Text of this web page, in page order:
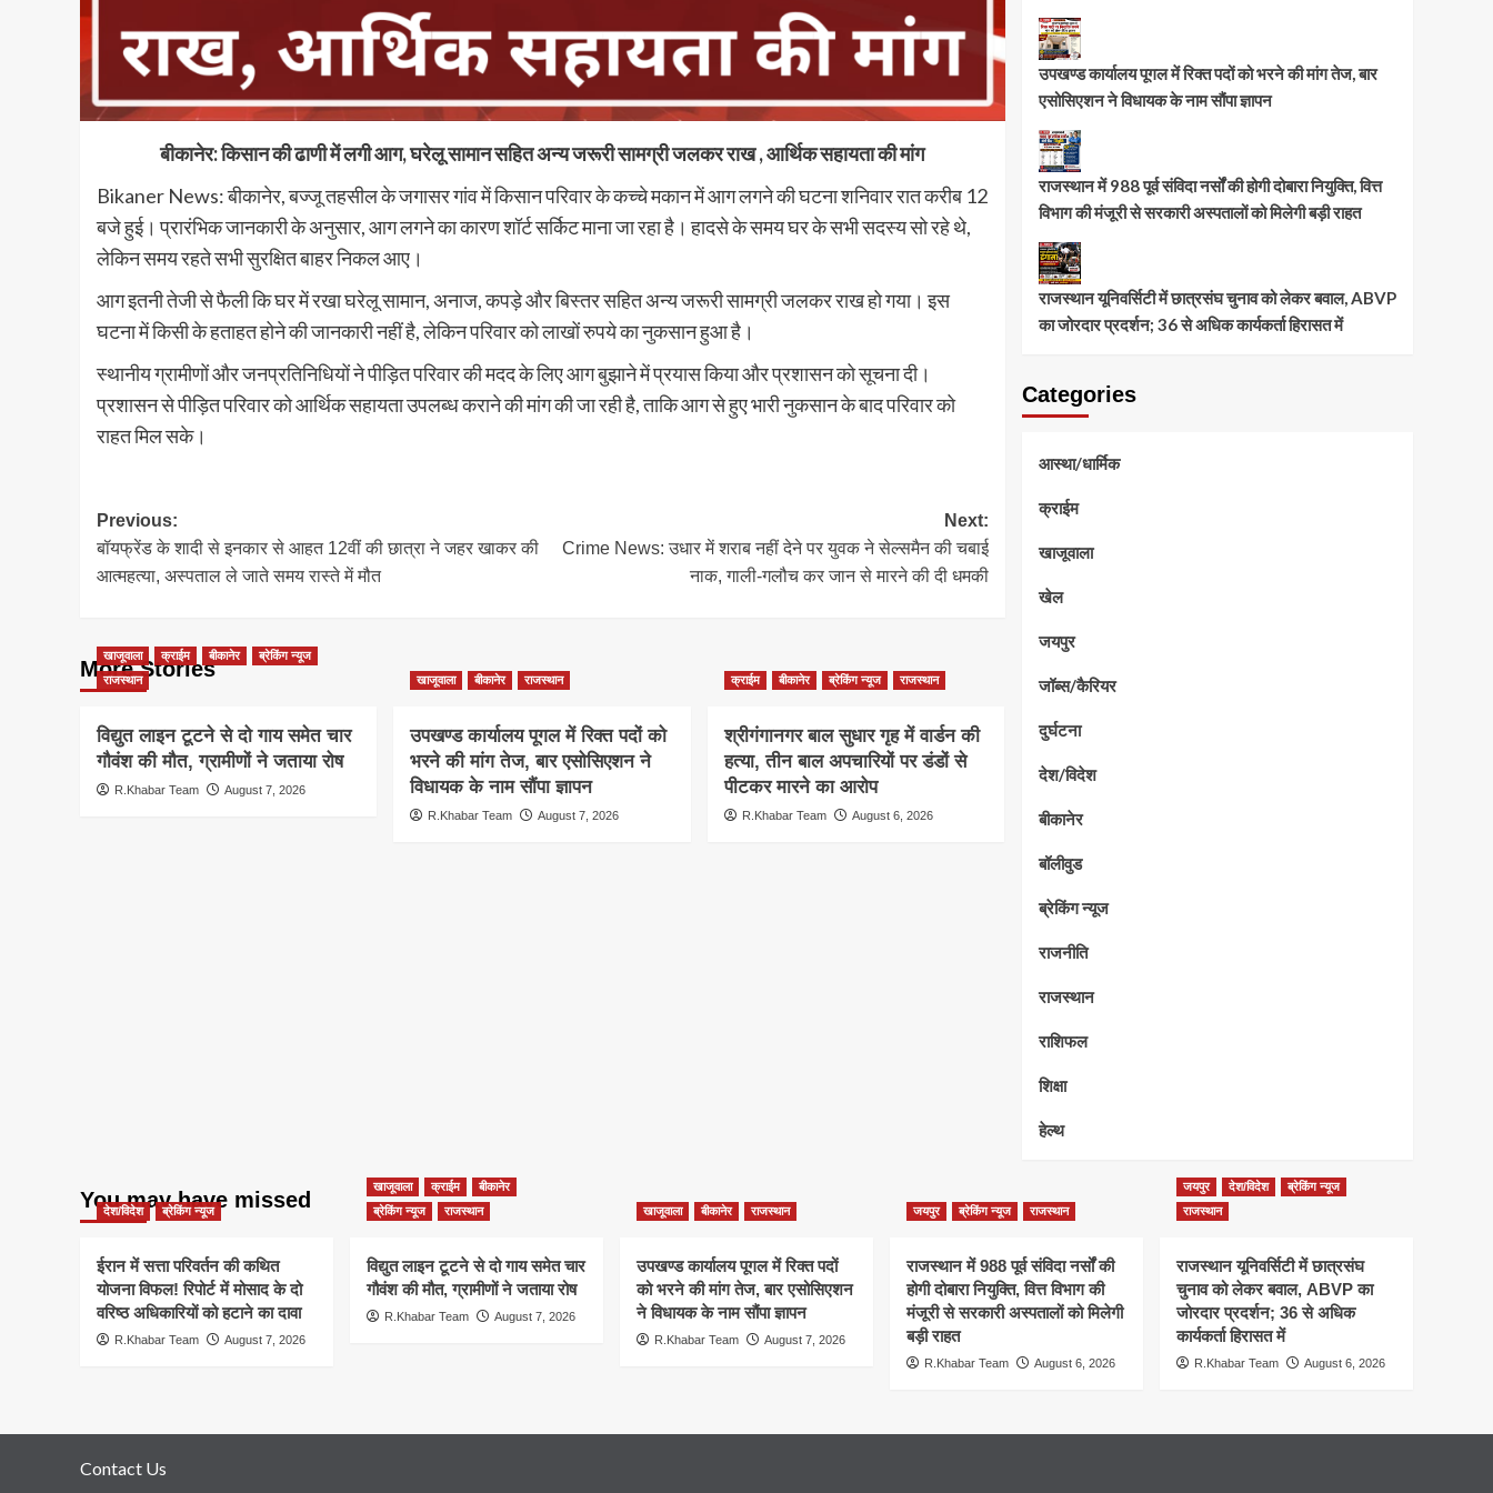
बीकानेर: किसान की ढाणी में लगी आग, घरेलू सामान सहित अन्य जरूरी सामग्री जलकर राख , आर्थिक सहायता की मांग
Bikaner News: बीकानेर, बज्जू तहसील के जगासर गांव में किसान परिवार के कच्चे मकान में आग लगने की घटना शनिवार रात करीब 12
बजे हुई। प्रारंभिक जानकारी के अनुसार, आग लगने का कारण शॉर्ट सर्किट माना जा रहा है। हादसे के समय घर के सभी सदस्य सो रहे थे,
लेकिन समय रहते सभी सुरक्षित बाहर निकल आए।
आग इतनी तेजी से फैली कि घर में रखा घरेलू सामान, अनाज, कपड़े और बिस्तर सहित अन्य जरूरी सामग्री जलकर राख हो गया। इस
घटना में किसी के हताहत होने की जानकारी नहीं है, लेकिन परिवार को लाखों रुपये का नुकसान हुआ है।
स्थानीय ग्रामीणों और जनप्रतिनिधियों ने पीड़ित परिवार की मदद के लिए आग बुझाने में प्रयास किया और प्रशासन को सूचना दी।
प्रशासन से पीड़ित परिवार को आर्थिक सहायता उपलब्ध कराने की मांग की जा रही है, ताकि आग से हुए भारी नुकसान के बाद परिवार को
राहत मिल सके।
Post
navigation
Previous:
बॉयफ्रेंड के शादी से इनकार से आहत 12वीं की छात्रा ने जहर खाकर की
आत्महत्या, अस्पताल ले जाते समय रास्ते में मौत
Next:
Crime News: उधार में शराब नहीं देने पर युवक ने सेल्समैन की चबाई
नाक, गाली-गलौच कर जान से मारने की दी धमकी
More Stories
खाजूवाला क्राईम बीकानेर
ब्रेकिंग न्यूज
राजस्थान
विद्युत लाइन टूटने से दो गाय समेत चार
गौवंश की मौत, ग्रामीणों ने जताया रोष
R.Khabar Team August 7, 2026
खाजूवाला बीकानेर राजस्थान
उपखण्ड कार्यालय पूगल में रिक्त पदों को
भरने की मांग तेज, बार एसोसिएशन ने
विधायक के नाम सौंपा ज्ञापन
R.Khabar Team August 7, 2026
क्राईम बीकानेर ब्रेकिंग न्यूज राजस्थान
श्रीगंगानगर बाल सुधार गृह में वार्डन की
हत्या, तीन बाल अपचारियों पर डंडों से
पीटकर मारने का आरोप
R.Khabar Team August 6, 2026
उपखण्ड कार्यालय पूगल में रिक्त पदों को भरने की मांग तेज, बार
एसोसिएशन ने विधायक के नाम सौंपा ज्ञापन
राजस्थान में 988 पूर्व संविदा नर्सों की होगी दोबारा नियुक्ति, वित्त
विभाग की मंजूरी से सरकारी अस्पतालों को मिलेगी बड़ी राहत
राजस्थान यूनिवर्सिटी में छात्रसंघ चुनाव को लेकर बवाल, ABVP
का जोरदार प्रदर्शन; 36 से अधिक कार्यकर्ता हिरासत में
Categories
आस्था/धार्मिक
क्राईम
खाजूवाला
खेल
जयपुर
जॉब्स/कैरियर
दुर्घटना
देश/विदेश
बीकानेर
बॉलीवुड
ब्रेकिंग न्यूज
राजनीति
राजस्थान
राशिफल
शिक्षा
हेल्थ
You may have missed
देश/विदेश ब्रेकिंग न्यूज
ईरान में सत्ता परिवर्तन की कथित
योजना विफल! रिपोर्ट में मोसाद के दो
वरिष्ठ अधिकारियों को हटाने का दावा
R.Khabar Team August 7, 2026
खाजूवाला क्राईम
बीकानेर
ब्रेकिंग न्यूज
राजस्थान
विद्युत लाइन टूटने से दो गाय समेत चार
गौवंश की मौत, ग्रामीणों ने जताया रोष
R.Khabar Team August 7, 2026
खाजूवाला बीकानेर राजस्थान
उपखण्ड कार्यालय पूगल में रिक्त पदों
को भरने की मांग तेज, बार एसोसिएशन
ने विधायक के नाम सौंपा ज्ञापन
R.Khabar Team August 7, 2026
जयपुर ब्रेकिंग न्यूज राजस्थान
राजस्थान में 988 पूर्व संविदा नर्सों की
होगी दोबारा नियुक्ति, वित्त विभाग की
मंजूरी से सरकारी अस्पतालों को मिलेगी
बड़ी राहत
R.Khabar Team August 6, 2026
जयपुर देश/विदेश
ब्रेकिंग न्यूज
राजस्थान
राजस्थान यूनिवर्सिटी में छात्रसंघ
चुनाव को लेकर बवाल, ABVP का
जोरदार प्रदर्शन; 36 से अधिक
कार्यकर्ता हिरासत में
R.Khabar Team August 6, 2026
Contact Us